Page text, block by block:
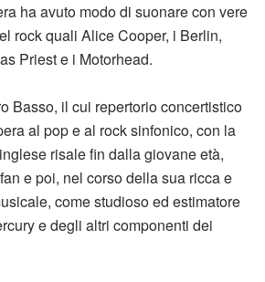
ha avuto modo di suonare con vere
rock quali Alice Cooper, i Berlin,
Priest e i Motorhead.
Basso, il cui repertorio concertistico
al pop e al rock sinfonico, con la
risale fin dalla giovane età,
e poi, nel corso della sua ricca e
come studioso ed estimatore
e degli altri componenti dei